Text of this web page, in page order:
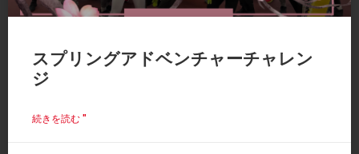
スプリングアドベンチャーチャレン
ジ
続きを読む "